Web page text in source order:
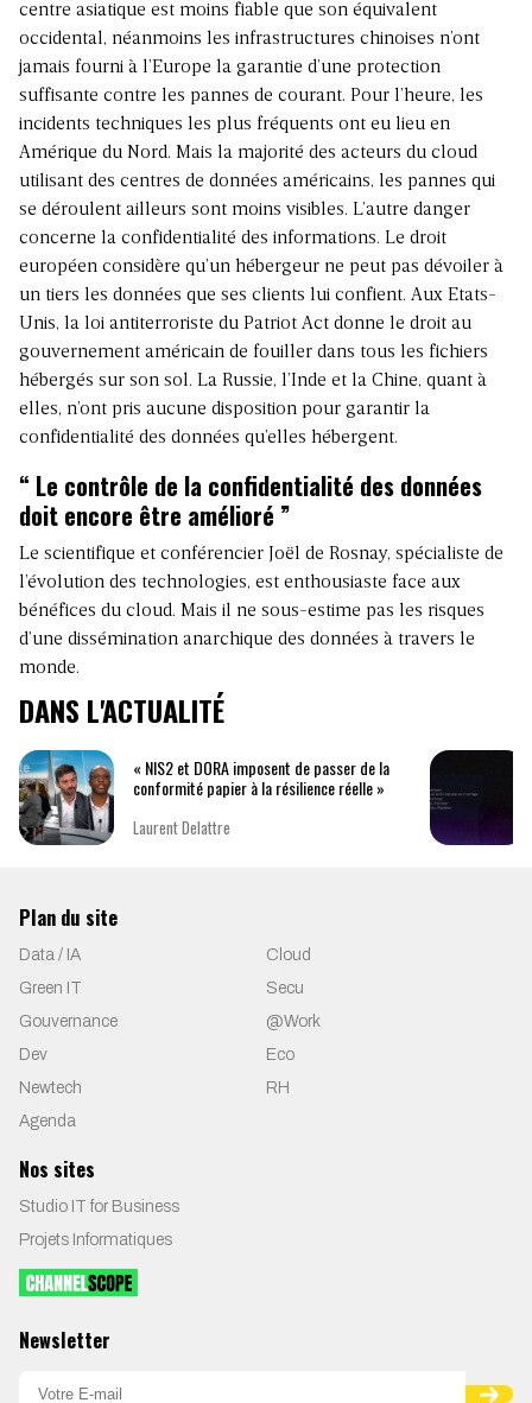
centre asiatique est moins fiable que son équivalent
occidental, néanmoins les infrastructures chinoises n’ont
jamais fourni à l’Europe la garantie d’une protection
suffisante contre les pannes de courant. Pour l’heure, les
incidents techniques les plus fréquents ont eu lieu en
Amérique du Nord. Mais la majorité des acteurs du cloud
utilisant des centres de données américains, les pannes qui
se déroulent ailleurs sont moins visibles. L’autre danger
concerne la confidentialité des informations. Le droit
européen considère qu’un hébergeur ne peut pas dévoiler à
un tiers les données que ses clients lui confient. Aux Etats-
Unis, la loi antiterroriste du Patriot Act donne le droit au
gouvernement américain de fouiller dans tous les fichiers
hébergés sur son sol. La Russie, l’Inde et la Chine, quant à
elles, n’ont pris aucune disposition pour garantir la
confidentialité des données qu’elles hébergent.
“ Le contrôle de la confidentialité des données
doit encore être amélioré ”
Le scientifique et conférencier Joël de Rosnay, spécialiste de
l’évolution des technologies, est enthousiaste face aux
bénéfices du cloud. Mais il ne sous-estime pas les risques
d’une dissémination anarchique des données à travers le
monde.
DANS L'ACTUALITÉ
« NIS2 et DORA imposent de passer de la
conformité papier à la résilience réelle »
Laurent Delattre
Plan du site
Data / IA
Cloud
Green IT
Secu
Gouvernance
@Work
Dev
Eco
Newtech
RH
Agenda
Nos sites
Studio IT for Business
Projets Informatiques
Newsletter